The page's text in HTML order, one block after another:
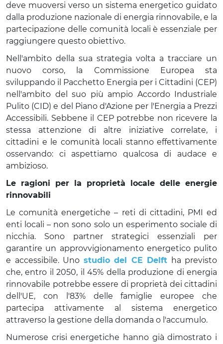
deve muoversi verso un sistema energetico guidato
dalla produzione nazionale di energia rinnovabile, e la
partecipazione delle comunità locali è essenziale per
raggiungere questo obiettivo.
Nell'ambito della sua strategia volta a tracciare un
nuovo corso, la Commissione Europea sta
sviluppando il Pacchetto Energia per i Cittadini (CEP)
nell'ambito del suo più ampio Accordo Industriale
Pulito (CID) e del Piano d'Azione per l'Energia a Prezzi
Accessibili. Sebbene il CEP potrebbe non ricevere la
stessa attenzione di altre iniziative correlate, i
cittadini e le comunità locali stanno effettivamente
osservando: ci aspettiamo qualcosa di audace e
ambizioso.
Le ragioni per la proprietà locale delle energie
rinnovabili
Le comunità energetiche – reti di cittadini, PMI ed
enti locali – non sono solo un esperimento sociale di
nicchia. Sono partner strategici essenziali per
garantire un approvvigionamento energetico pulito
e accessibile. Uno studio del CE Delft ha previsto
che, entro il 2050, il 45% della produzione di energia
rinnovabile potrebbe essere di proprietà dei cittadini
dell'UE, con l'83% delle famiglie europee che
partecipa attivamente al sistema energetico
attraverso la gestione della domanda o l'accumulo.
Numerose crisi energetiche hanno già dimostrato i